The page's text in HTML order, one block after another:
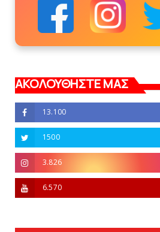
ΑΚΟΛΟΥΘΗΣΤΕ ΜΑΣ
13.100
1500
3.826
6.570